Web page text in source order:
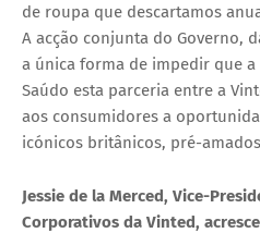
de roupa que descartamos
A acção conjunta do Governo,
a única forma de impedir que
Saúdo esta parceria entre a
aos consumidores a
icónicos britânicos, pré-
Jessie de la Merced, Vice-
Corporativos da Vinted,